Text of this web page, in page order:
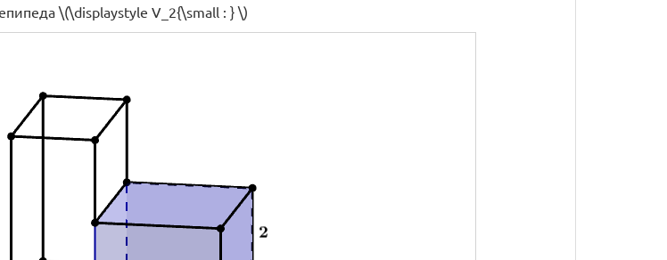
\(\displaystyle V_2{\small : } \)